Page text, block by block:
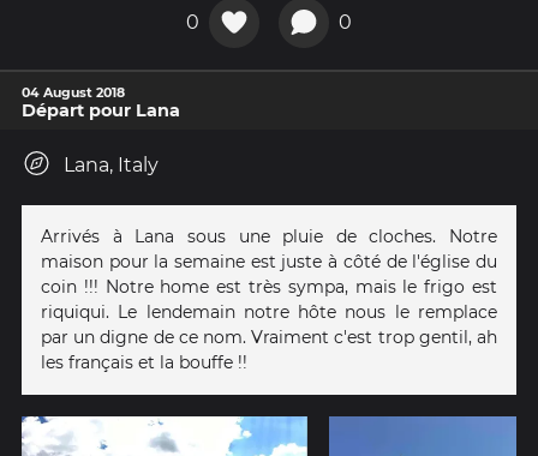
0 0
04 August 2018
Départ pour Lana
Lana, Italy
Arrivés à Lana sous une pluie de cloches. Notre
maison pour la semaine est juste à côté de l'église du
coin !!! Notre home est très sympa, mais le frigo est
riquiqui. Le lendemain notre hôte nous le remplace
par un digne de ce nom. Vraiment c'est trop gentil, ah
les français et la bouffe !!